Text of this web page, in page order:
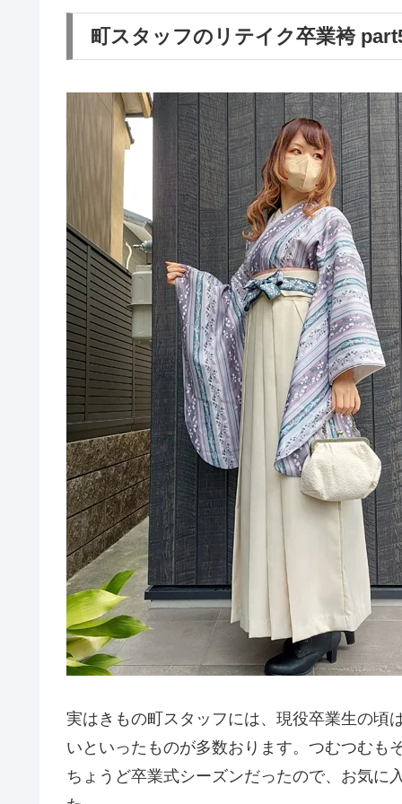
町スタッフのリテイク卒業袴
実はきもの町スタッフには、現役卒業生の頃
いといったものが多数おります。つむつむも
ちょうど卒業式シーズンだったので、お気に